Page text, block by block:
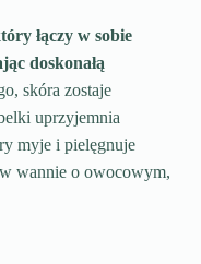
łączy w sobie
doskonałą
skóra zostaje
uprzyjemnia
myje i pielęgnuje
w wannie o owocowym,